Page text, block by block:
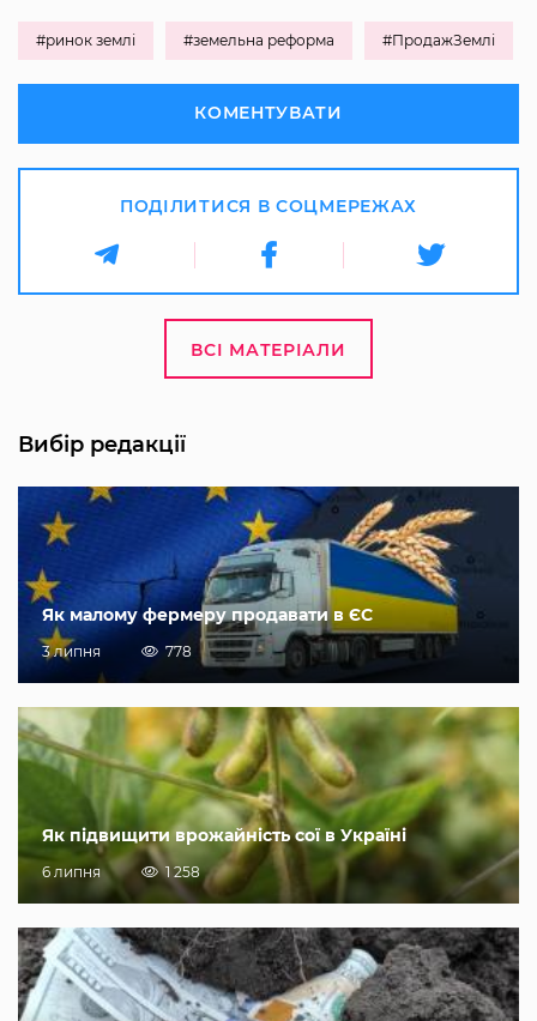
#ринок землі #земельна реформа #ПродажЗемлі
КОМЕНТУВАТИ
ПОДІЛИТИСЯ В СОЦМЕРЕЖАХ
ВСІ МАТЕРІАЛИ
Вибір редакції
Як малому фермеру продавати в ЄС
3 липня 778
Як підвищити врожайність сої в Україні
6 липня 1 258